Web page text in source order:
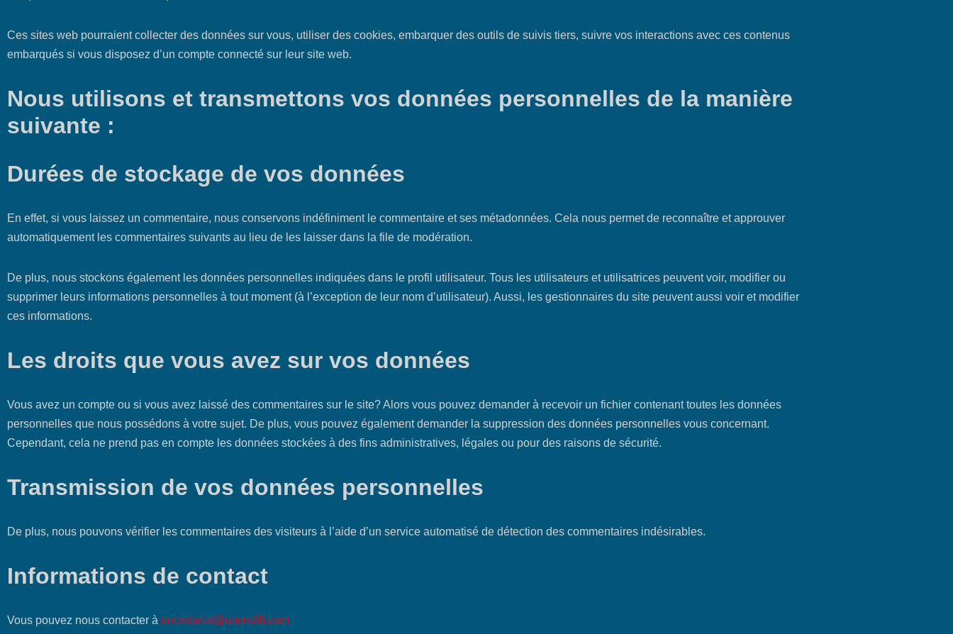
Ces sites web pourraient collecter des données sur vous, utiliser des cookies, embarquer des outils de suivis tiers, suivre vos interactions avec ces contenus
embarqués si vous disposez d’un compte connecté sur leur site web.
Nous utilisons et transmettons vos données personnelles de la manière
suivante :
Durées de stockage de vos données
En effet, si vous laissez un commentaire, nous conservons indéfiniment le commentaire et ses métadonnées. Cela nous permet de reconnaître et approuver
automatiquement les commentaires suivants au lieu de les laisser dans la file de modération.
De plus, nous stockons également les données personnelles indiquées dans le profil utilisateur. Tous les utilisateurs et utilisatrices peuvent voir, modifier ou
supprimer leurs informations personnelles à tout moment (à l’exception de leur nom d’utilisateur). Aussi, les gestionnaires du site peuvent aussi voir et modifier
ces informations.
Les droits que vous avez sur vos données
Vous avez un compte ou si vous avez laissé des commentaires sur le site? Alors vous pouvez demander à recevoir un fichier contenant toutes les données
personnelles que nous possédons à votre sujet. De plus, vous pouvez également demander la suppression des données personnelles vous concernant.
Cependant, cela ne prend pas en compte les données stockées à des fins administratives, légales ou pour des raisons de sécurité.
Transmission de vos données personnelles
De plus, nous pouvons vérifier les commentaires des visiteurs à l’aide d’un service automatisé de détection des commentaires indésirables.
Informations de contact
Vous pouvez nous contacter à secretariat@uimm36.com